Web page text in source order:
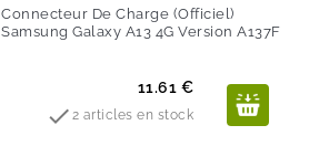
Connecteur De Charge (Officiel)
Samsung Galaxy A13 4G Version A137F
Prix
11.61 €
 2 articles en stock